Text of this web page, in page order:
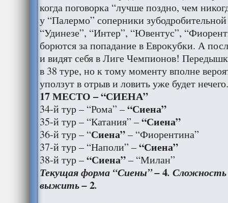
когда поговорка “лучше поздно, чем
у “Палермо” соперники
“Удинезе”, “Интер”, “Ювентус”,
борются за попадание в Еврокубки. А
и видят себя в Лиге Чемпионов!
в 38 туре, но к тому моменту вполне
уползут в отрыв и ловить уже будет нечего.
17 МЕСТО – “СИЕНА”
34-й тур – “Рома” –“Сиена”
35-й тур – “Катания” –“Сиена”
36-й тур – “Сиена”– “Фиорентина”
37-й тур – “Наполи” –“Сиена”
38-й тур –“Сиена”– “Милан”
Текущая форма “Сиены” –4. Сложность
выжить –2.